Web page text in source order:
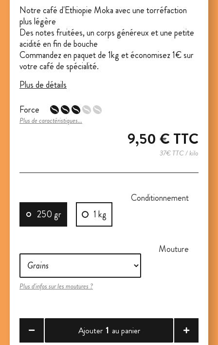
Notre café d'Ethiopie Moka avec une torréfaction
plus légère
Des notes fruitées, un corps généreux et une petite
acidité en fin de bouche
Commandez en paquet de 1kg et économisez 1€ sur
votre café de spécialité.
Plus de détails
Force
Plus de caractéristiques...
9,50 € TTC
37€ TTC / kilo
Conditionnement
250 gr
1 kg
Mouture
Plus d'infos sur les moutures ?
Ajouter 1 au panier